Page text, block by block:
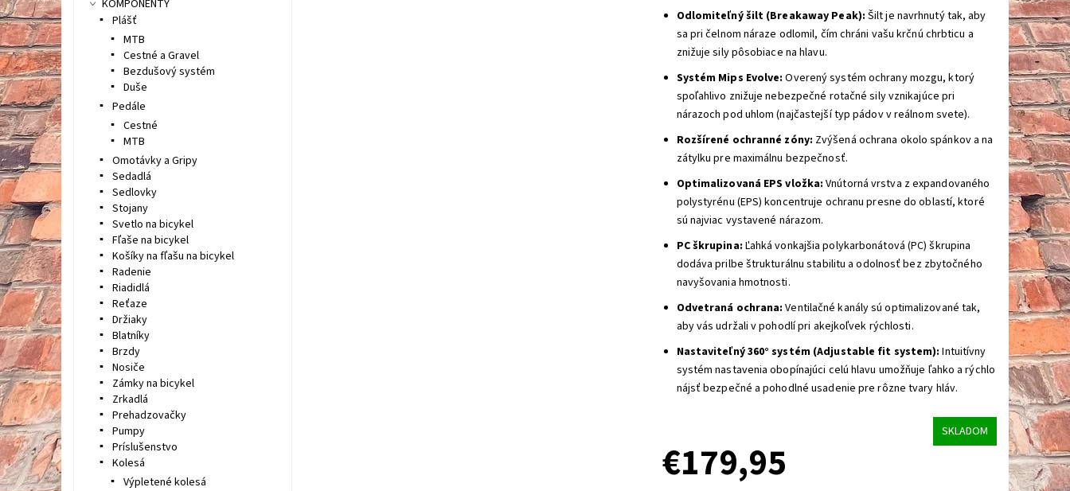
Odlomiteľný šilt (Breakaway Peak): Šilt je navrhnutý tak, aby
sa pri čelnom náraze odlomil, čím chráni vašu krčnú chrbticu a
znižuje sily pôsobiace na hlavu.
Systém Mips Evolve: Overený systém ochrany mozgu, ktorý
spoľahlivo znižuje nebezpečné rotačné sily vznikajúce pri
nárazoch pod uhlom (najčastejší typ pádov v reálnom svete).
Rozšírené ochranné zóny: Zvýšená ochrana okolo spánkov a na
zátylku pre maximálnu bezpečnosť.
Optimalizovaná EPS vložka: Vnútorná vrstva z expandovaného
polystyrénu (EPS) koncentruje ochranu presne do oblastí, ktoré
sú najviac vystavené nárazom.
PC škrupina: Ľahká vonkajšia polykarbonátová (PC) škrupina
dodáva prilbe štrukturálnu stabilitu a odolnosť bez zbytočného
navyšovania hmotnosti.
Odvetraná ochrana: Ventilačné kanály sú optimalizované tak,
aby vás udržali v pohodlí pri akejkoľvek rýchlosti.
Nastaviteľný 360° systém (Adjustable fit system): Intuitívny
systém nastavenia obopínajúci celú hlavu umožňuje ľahko a rýchlo
nájsť bezpečné a pohodlné usadenie pre rôzne tvary hláv.
SKLADOM
€179,95
KOMPONENTY
Plášť
MTB
Cestné a Gravel
Bezdušový systém
Duše
Pedále
Cestné
MTB
Omotávky a Gripy
Sedadlá
Sedlovky
Stojany
Svetlo na bicykel
Fľaše na bicykel
Košíky na fľašu na bicykel
Radenie
Riadidlá
Reťaze
Držiaky
Blatníky
Brzdy
Nosiče
Zámky na bicykel
Zrkadlá
Prehadzovačky
Pumpy
Príslušenstvo
Kolesá
Výpletené kolesá